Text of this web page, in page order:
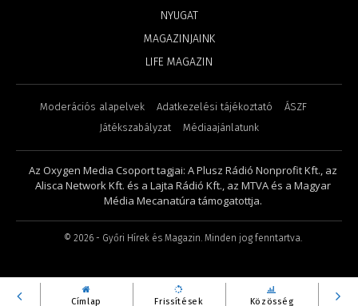
Címlap Frissítések Közösség
NYUGAT
MAGAZINJAINK
LIFE MAGAZIN
Moderációs alapelvek Adatkezelési tájékoztató
ÁSZF
Játékszabályzat
Médiaajánlatunk
Az Oxygen Media Csoport tagjai: A Plusz Rádió Nonprofit Kft., az
Alisca Network Kft. és a Lajta Rádió Kft., az MTVA és a Magyar
Média Mecanatúra támogatottja.
© 2026 - Győri Hírek és Magazin. Minden jog fenntartva.